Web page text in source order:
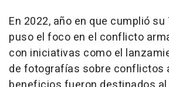
En 2022, año en que cumplió
puso el foco en el conflicto
con iniciativas como el
de fotografías sobre conflictos